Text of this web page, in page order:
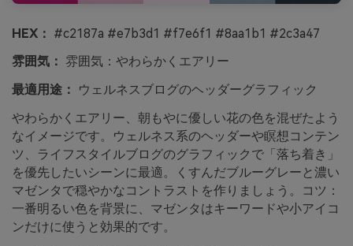
HEX： #c2187a #e7b3d1 #f7e6f1 #8aa1b1 #2c3a47
雰囲気： 雰囲気：やわらかくエアリー
最適用途：
ウェルネスブログのヘッダーグラフィック
やわらかくエアリー、朝もやに優しい花の色を混ぜたよう
なイメージです。ウェルネス系のヘッダーや瞑想コンテン
ツ、ライフスタイルブログのグラフィックで「落ち着き」
を優先したいシーンに最適。くすんだブルーグレーと濃い
マゼンタで穏やかなコントラストを作りましょう。コツ：
一番明るい色を背景に、マゼンタはキーワードや小アイコ
ンだけに使うと効果的です。